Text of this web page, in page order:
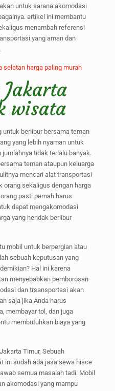
untuk sarana akomodasi
artikel ini membantu
menambah referensi
yang aman dan
selatan harga paling murah
Jakarta
wisata
untuk berlibur bersama teman
yang lebih nyaman untuk
jumlahnya tidak terlalu banyak.
teman ataupun keluarga
mencari alat transportasi
orang sekaligus dengan harga
pasti pernah harus
dapat mengakomodasi
yang hendak berlibur
mobil untuk berpergian atau
sebuah keputusan yang
Hal ini karena
menyebabkan pemborosan
dan trsansportasi akan
saja jika Anda harus
membayar tol, dan juga
membutuhkan biaya yang
Timur, Sebuah
ini sudah ada jasa sewa hiace
semua masalah tadi. Mobil
akomodasi yang mampu